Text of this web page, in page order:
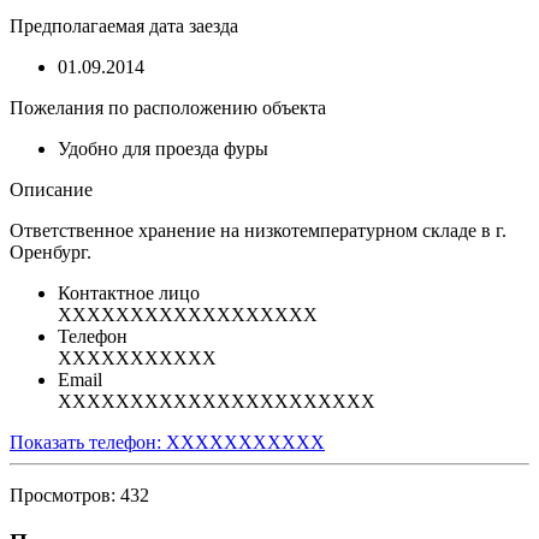
Предполагаемая дата заезда
01.09.2014
Пожелания по расположению объекта
Удобно для проезда фуры
Описание
Ответственное хранение на низкотемпературном складе в г.
Оренбург.
Контактное лицо
XXXXXXXXXXXXXXXXXX
Телефон
XXXXXXXXXXX
Email
XXXXXXXXXXXXXXXXXXXXXX
Показать телефон: XXXXXXXXXXX
Просмотров: 432